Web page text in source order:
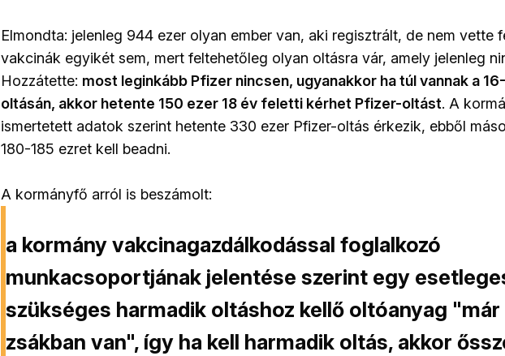
Elmondta: jelenleg 944 ezer olyan ember van, aki regisztrált, de nem vette
vakcinák egyikét sem, mert feltehetőleg olyan oltásra vár, amely jelenleg
Hozzátette: most leginkább Pfizer nincsen, ugyanakkor ha túl vannak a
oltásán, akkor hetente 150 ezer 18 év feletti kérhet Pfizer-oltást. A
ismertetett adatok szerint hetente 330 ezer Pfizer-oltás érkezik, ebből
180-185 ezret kell beadni.
A kormányfő arról is beszámolt:
a kormány vakcinagazdálkodással foglalkozó
munkacsoportjának jelentése szerint egy
szükséges harmadik oltáshoz kellő oltóanyag "már
zsákban van", így ha kell harmadik oltás, akkor